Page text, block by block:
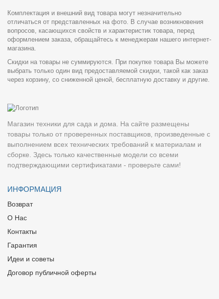
Комплектация и внешний вид товара могут незначительно
отличаться от представленных на фото. В случае возникновения
вопросов, касающихся свойств и характеристик товара, перед
оформлением заказа, обращайтесь к менеджерам нашего интернет-
магазина.
Скидки на товары не суммируются. При покупке товара Вы можете
выбрать только один вид предоставляемой скидки, такой как заказ
через корзину, со сниженной ценой, бесплатную доставку и другие.
Магазин техники для сада и дома. На сайте размещены
товары только от проверенных поставщиков, произведенные с
выполнением всех технических требований к материалам и
сборке. Здесь только качественные модели со всеми
подтверждающими сертификатами - проверьте сами!
ИНФОРМАЦИЯ
Возврат
О Нас
Контакты
Гарантия
Идеи и советы
Договор публичной оферты